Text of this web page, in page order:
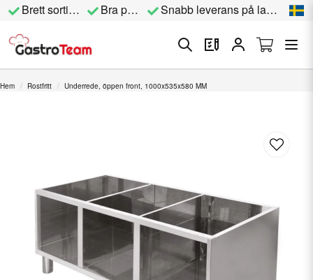
Brett sortiment Bra priser Snabb leverans på lagervara
Hem Rostfritt Underrede, öppen front, 1000x535x580 MM